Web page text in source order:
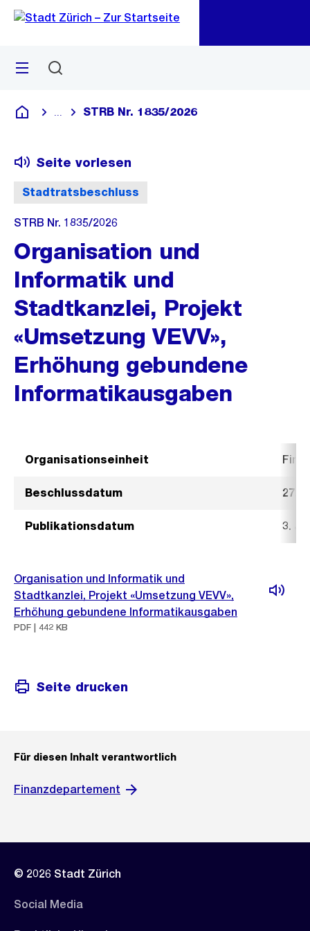
Navigation
Sprunglink
Menü
Deutsch
Blende alle Breadcrumbs ein
STRB Nr. 1835/2026
Stadtratsbeschluss
Seite vorlesen
STRB Nr. 1835/2026
Organisation und
Informatik und
Stadtkanzlei, Projekt
«Umsetzung VEVV»,
Erhöhung gebundene
Informatikausgaben
Organisationseinheit
Beschlussdatum 27.
Publikationsdatum 3.
Organisation und Informatik und
Stadtkanzlei, Projekt «Umsetzung VEVV»,
Erhöhung gebundene Informatikausgaben
PDF | 442 KB
Seite drucken
Für diesen Inhalt verantwortlich
Finanzdepartement
© 2026 Stadt Zürich
Social Media